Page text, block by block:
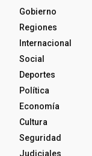
Gobierno
Regiones
Internacional
Social
Deportes
Política
Economía
Cultura
Seguridad
Judiciales